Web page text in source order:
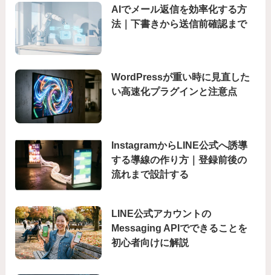
AIでメール返信を効率化する方
法｜下書きから送信前確認まで
WordPressが重い時に見直した
い高速化プラグインと注意点
InstagramからLINE公式へ誘導
する導線の作り方｜登録前後の
流れまで設計する
LINE公式アカウントの
Messaging APIでできることを
初心者向けに解説